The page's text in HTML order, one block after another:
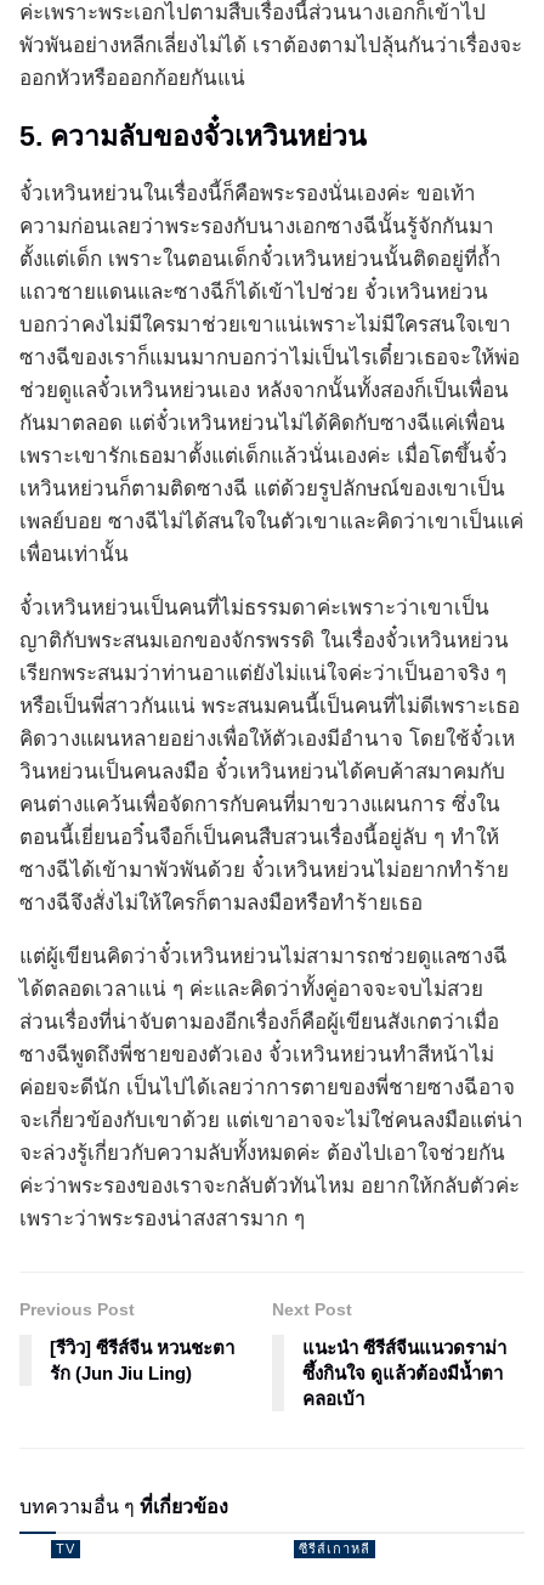
ค่ะเพราะพระเอกไปตามสืบเรื่องนี้ส่วนนางเอกก็เข้าไป
พัวพันอย่างหลีกเลี่ยงไม่ได้ เราต้องตามไปลุ้นกันว่าเรื่องจะ
ออกหัวหรือออกก้อยกันแน่
5. ความลับของจั๋วเหวินหย่วน
จั๋วเหวินหย่วนในเรื่องนี้ก็คือพระรองนั่นเองค่ะ ขอเท้า
ความก่อนเลยว่าพระรองกับนางเอกซางฉีนั้นรู้จักกันมา
ตั้งแต่เด็ก เพราะในตอนเด็กจั๋วเหวินหย่วนนั้นติดอยู่ที่ถ้ำ
แถวชายแดนและซางฉีก็ได้เข้าไปช่วย จั๋วเหวินหย่วน
บอกว่าคงไม่มีใครมาช่วยเขาแน่เพราะไม่มีใครสนใจเขา
ซางฉีของเราก็แมนมากบอกว่าไม่เป็นไรเดี๋ยวเธอจะให้พ่อ
ช่วยดูแลจั๋วเหวินหย่วนเอง หลังจากนั้นทั้งสองก็เป็นเพื่อน
กันมาตลอด แต่จั๋วเหวินหย่วนไม่ได้คิดกับซางฉีแค่เพื่อน
เพราะเขารักเธอมาตั้งแต่เด็กแล้วนั่นเองค่ะ เมื่อโตขึ้นจั๋ว
เหวินหย่วนก็ตามติดซางฉี แต่ด้วยรูปลักษณ์ของเขาเป็น
เพลย์บอย ซางฉีไม่ได้สนใจในตัวเขาและคิดว่าเขาเป็นแค่
เพื่อนเท่านั้น
จั๋วเหวินหย่วนเป็นคนที่ไม่ธรรมดาค่ะเพราะว่าเขาเป็น
ญาติกับพระสนมเอกของจักรพรรดิ ในเรื่องจั๋วเหวินหย่วน
เรียกพระสนมว่าท่านอาแต่ยังไม่แน่ใจค่ะว่าเป็นอาจริง ๆ
หรือเป็นพี่สาวกันแน่ พระสนมคนนี้เป็นคนที่ไม่ดีเพราะเธอ
คิดวางแผนหลายอย่างเพื่อให้ตัวเองมีอำนาจ โดยใช้จั๋วเห
วินหย่วนเป็นคนลงมือ จั๋วเหวินหย่วนได้คบค้าสมาคมกับ
คนต่างแคว้นเพื่อจัดการกับคนที่มาขวางแผนการ ซึ่งใน
ตอนนี้เยี่ยนอวิ๋นจือก็เป็นคนสืบสวนเรื่องนี้อยู่ลับ ๆ ทำให้
ซางฉีได้เข้ามาพัวพันด้วย จั๋วเหวินหย่วนไม่อยากทำร้าย
ซางฉีจึงสั่งไม่ให้ใครก็ตามลงมือหรือทำร้ายเธอ
แต่ผู้เขียนคิดว่าจั๋วเหวินหย่วนไม่สามารถช่วยดูแลซางฉี
ได้ตลอดเวลาแน่ ๆ ค่ะและคิดว่าทั้งคู่อาจจะจบไม่สวย
ส่วนเรื่องที่น่าจับตามองอีกเรื่องก็คือผู้เขียนสังเกตว่าเมื่อ
ซางฉีพูดถึงพี่ชายของตัวเอง จั๋วเหวินหย่วนทำสีหน้าไม่
ค่อยจะดีนัก เป็นไปได้เลยว่าการตายของพี่ชายซางฉีอาจ
จะเกี่ยวข้องกับเขาด้วย แต่เขาอาจจะไม่ใช่คนลงมือแต่น่า
จะล่วงรู้เกี่ยวกับความลับทั้งหมดค่ะ ต้องไปเอาใจช่วยกัน
ค่ะว่าพระรองของเราจะกลับตัวทันไหม อยากให้กลับตัวค่ะ
เพราะว่าพระรองน่าสงสารมาก ๆ
Previous Post
[รีวิว] ซีรีส์จีน หวนชะตา
รัก (Jun Jiu Ling)
Next Post
แนะนำ ซีรีส์จีนแนวดราม่า
ซึ้งกินใจ ดูแล้วต้องมีน้ำตา
คลอเบ้า
บทความอื่น ๆ ที่เกี่ยวข้อง
TV ซีรีส์เกาหลี